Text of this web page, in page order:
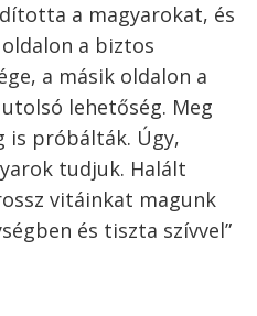
a magyarokat, és
a biztos
a másik oldalon a
lehetőség. Meg
is próbálták. Úgy,
tudjuk. Halált
vitáinkat magunk
és tiszta szívvel”